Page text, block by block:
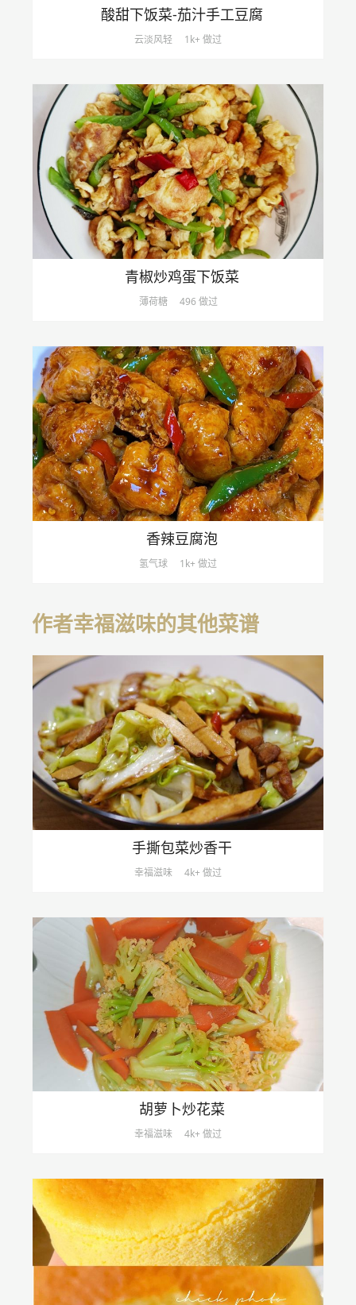
酸甜下饭菜-茄汁手工豆腐
云淡风轻 1k+ 做过
青椒炒鸡蛋下饭菜
薄荷糖 496 做过
香辣豆腐泡
氢气球 1k+ 做过
作者幸福滋味的其他菜谱
手撕包菜炒香干
幸福滋味 4k+ 做过
胡萝卜炒花菜
幸福滋味 4k+ 做过